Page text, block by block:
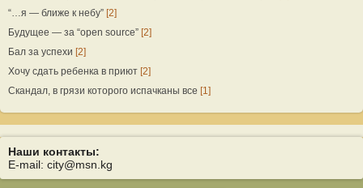
“…я — ближе к небу” [2]
Будущее — за “open source” [2]
Бал за успехи [2]
Хочу сдать ребенка в приют [2]
Скандал, в грязи которого испачканы все [1]
Наши контакты:
E-mail: city@msn.kg